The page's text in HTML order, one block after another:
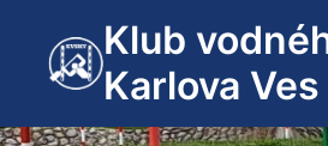
obsah
Klub
Karlova Ves